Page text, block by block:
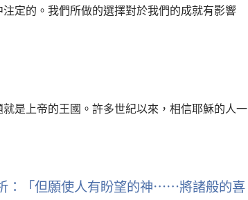
定的。我們所做的選擇對於我們的成就有影響
是上帝的王國。許多世紀以來，相信耶穌的人一
：「但願使人有盼望的神……將諸般的喜